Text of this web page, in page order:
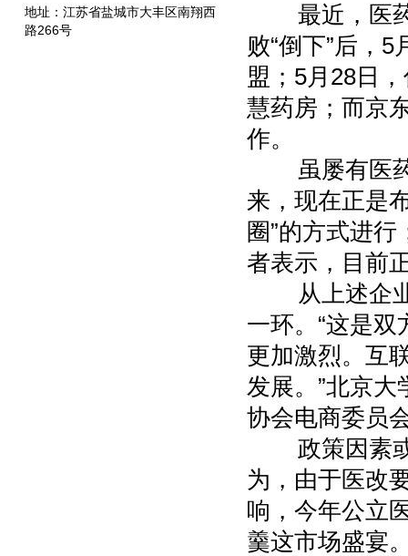
地址：江苏省盐城市大丰区南翔西
路266号
最近，医药
败“倒下”后，
盟；5月28日
慧药房；而京
作。
虽屡有医药
来，现在正是
圈”的方式进
者表示，目前
从上述企业
一环。“这是
更加激烈。互
发展。”北京
协会电商委员
政策因素或
为，由于医改
响，今年公立
羹这市场盛宴